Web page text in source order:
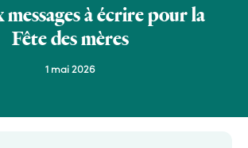
messages à écrire pour la
Fête des mères
1 mai 2026